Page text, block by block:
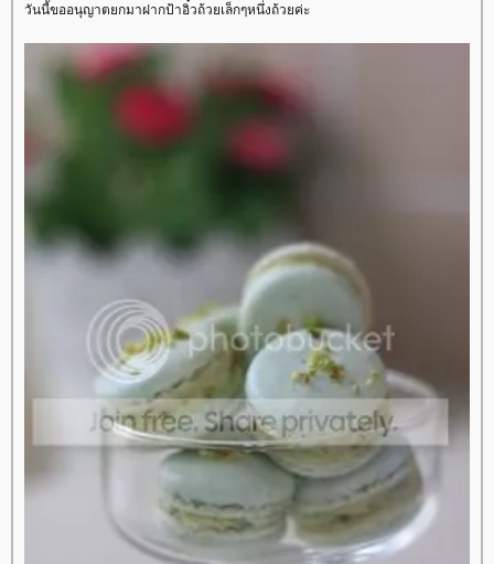
วันนี้ขออนุญาตยกมาฝากป้าอิ๋วถ้วยเล็กๆหนึ่งถ้วยค่ะ